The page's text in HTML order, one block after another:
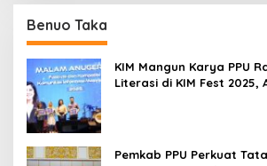
Benuo Taka
KIM Mangun Karya PPU
Literasi di KIM Fest 2025,
Pemkab PPU Perkuat